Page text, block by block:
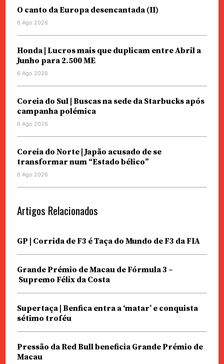
O canto da Europa desencantada (II)
6 Ago 2026
Honda | Lucros mais que duplicam entre Abril a
Junho para 2.500 ME
6 Ago 2026
Coreia do Sul | Buscas na sede da Starbucks após
campanha polémica
6 Ago 2026
Coreia do Norte | Japão acusado de se
transformar num “Estado bélico”
6 Ago 2026
Artigos Relacionados
GP | Corrida de F3 é Taça do Mundo de F3 da FIA
Grande Prémio de Macau de Fórmula 3 –
Supremo Félix da Costa
Supertaça | Benfica entra a ‘matar’ e conquista
sétimo troféu
Pressão da Red Bull beneficia Grande Prémio de
Macau